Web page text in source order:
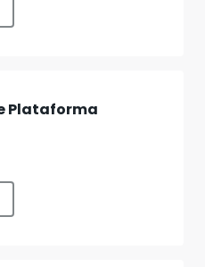
Plataforma